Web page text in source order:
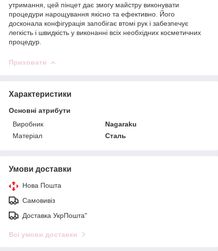
утримання, цей пінцет дає змогу майстру виконувати
процедури нарощування якісно та ефективно. Його
досконала конфігурація запобігає втомі рук і забезпечує
легкість і швидкість у виконанні всіх необхідних косметичних
процедур.
Приховати
Характеристики
Основні атрибути
Виробник
Nagaraku
Матеріал
Сталь
Умови доставки
Нова Пошта
Самовивіз
Доставка УкрПошта"
Всі умови доставки